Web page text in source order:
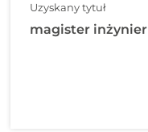
Uzyskany tytuł
magister inżynier